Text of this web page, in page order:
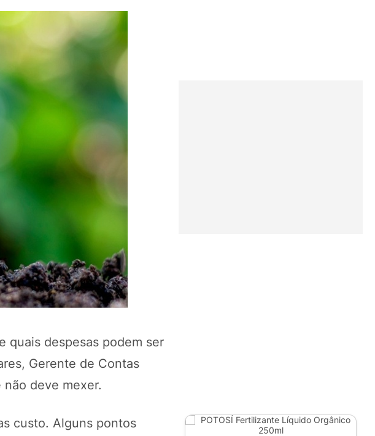
quais despesas podem ser
Gerente de Contas
deve mexer.
custo. Alguns pontos